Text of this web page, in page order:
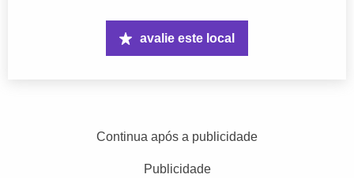
avalie este local
Continua após a publicidade
Publicidade